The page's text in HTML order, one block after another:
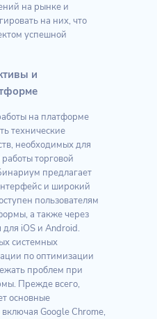
на рынке и
на них, что
успешной
и
на платформе
технические
необходимых для
торговой
предлагает
и широкий
пользователям
а также через
iOS и Android.
системных
по оптимизации
проблем при
Прежде всего,
основные
Google Chrome,